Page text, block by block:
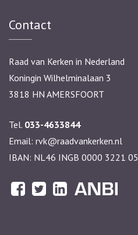
Contact
Raad van Kerken in Nederland
Koningin Wilhelminalaan 3
3818 HN AMERSFOORT
Tel. 033-4633844
Email: rvk@raadvankerken.nl
IBAN: NL46 INGB 0000 3221 05